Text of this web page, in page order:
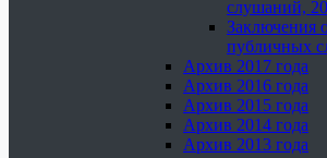
слушаний,
Заключения
публичных
Архив 2017 года
Архив 2016 года
Архив 2015 года
Архив 2014 года
Архив 2013 года